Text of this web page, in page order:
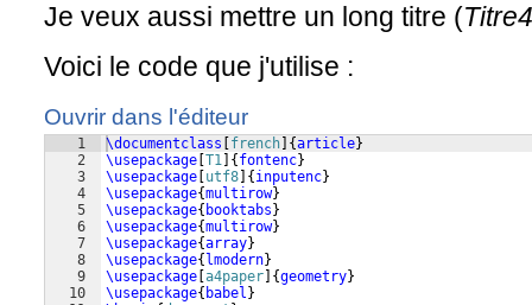
Je veux aussi mettre un long titre (Titre4
Voici le code que j'utilise :
Ouvrir dans l'éditeur
1
2
3
4
5
6
7
8
9
10
\documentclass french {article}
\usepackage T1 { fontenc}
\usepackage utf8 { inputenc}
\usepackage{multirow}
\usepackage{ booktabs }
\usepackage{multirow}
\usepackage{array}
\usepackage{ lmodern}
\usepackage a4paper {geometry}
\usepackage{ babel }